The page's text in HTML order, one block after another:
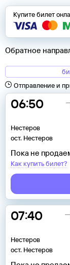
Купите билет
Обратное
Отправление и
06:50
Нестеров
ост. Нестеров
Пока не
Как купить билет?
07:40
Нестеров
ост. Нестеров